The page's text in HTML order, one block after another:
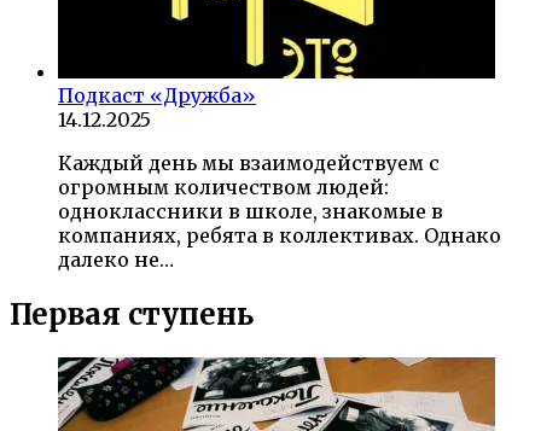
Подкаст «Дружба»
14.12.2025
Каждый день мы взаимодействуем с
огромным количеством людей:
одноклассники в школе, знакомые в
компаниях, ребята в коллективах. Однако
далеко не…
Первая ступень